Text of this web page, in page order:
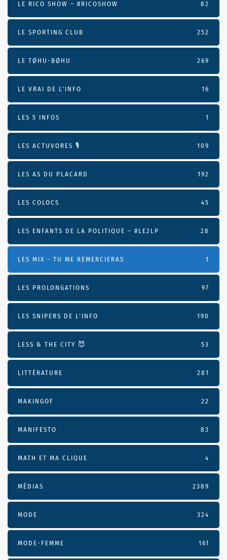
LE RICO SHOW – #RICOSHOW 82
LE SPORTING CLUB 252
LE TØHU-BØHU 269
LE VRAI DE L’INFO 16
LES 5 INFOS 1
LES ACTUVORES 🎙 109
LES AS DU PLACARD 192
LES COLOCS 45
LES ENFANTS DE LA POLITIQUE – #LE2LP 28
LES MIX - TU ME REMERCIERAS 1
LES PROLONGATIONS 97
LES SNIPERS DE L’INFO 190
LESS & THE CITY 😈 53
LITTÉRATURE 281
MAKINGOF 22
MANIFESTO 83
MATH ET MA CLIQUE 4
MÉDIAS 2389
MODE 324
MODE-FEMME 161